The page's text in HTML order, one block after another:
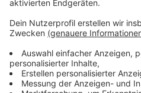
das mit Holzpelletheizung,
Photovoltaik ausgestattet
die langfristigen Vorteile der
Klimaschutz als
Anzeige